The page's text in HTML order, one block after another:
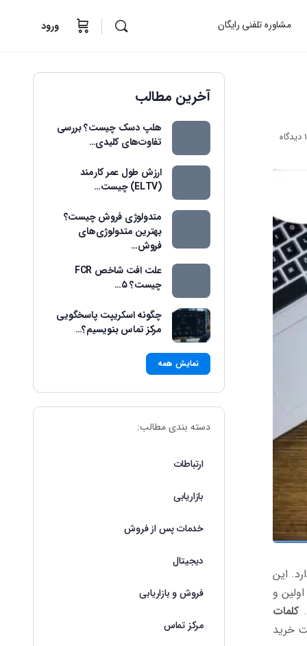
مشاوره تلفنی رایگان ورود
1 دیدگاه
این
و
کلمات
خرید
آخرین مطالب
هلپ دسک چیست؟ بررسی
تفاوت‌های کلیدی…
ارزش طول عمر کارمند
(ELTV) چیست…
متدولوژی فروش چیست؟
بهترین متدولوژی‌های
فروش…
علت افت شاخص FCR
چیست؟ ۵…
چگونه اسکریپت پاسخگویی
مرکز تماس بنویسیم؟…
نمایش همه
دسته بندی مطالب:
ارتباطات
بازاریابی
خدمات پس از فروش
دیجیتال
فروش و بازاریابی
مرکز تماس